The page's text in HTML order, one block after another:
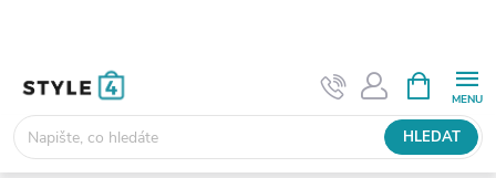
HLEDAT
NÁKUPNÍ
KOŠÍK